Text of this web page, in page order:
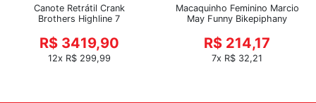
Canote Retrátil Crank
Brothers Highline 7
R$ 3419,90
12x R$ 299,99
Macaquinho Feminino Marcio
May Funny Bikepiphany
R$ 214,17
7x R$ 32,21